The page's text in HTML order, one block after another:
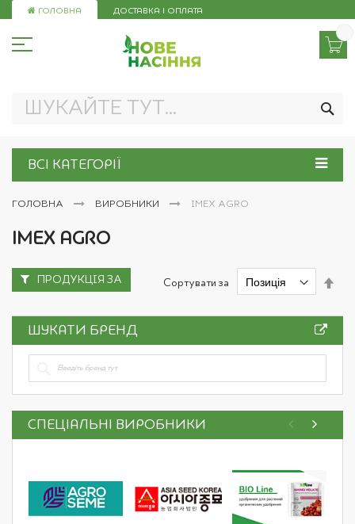
Skip
ГОЛОВНА ДОСТАВКА І ОПЛАТА
ВСІ КАТЕГОРІЇ
ГОЛОВНА ВИРОБНИКИ IMEX AGRO
IMEX AGRO
Сортувати за
ПРОДУКЦІЯ ЗА
ШУКАТИ БРЕНД
СПЕЦІАЛЬНІ ВИРОБНИКИ